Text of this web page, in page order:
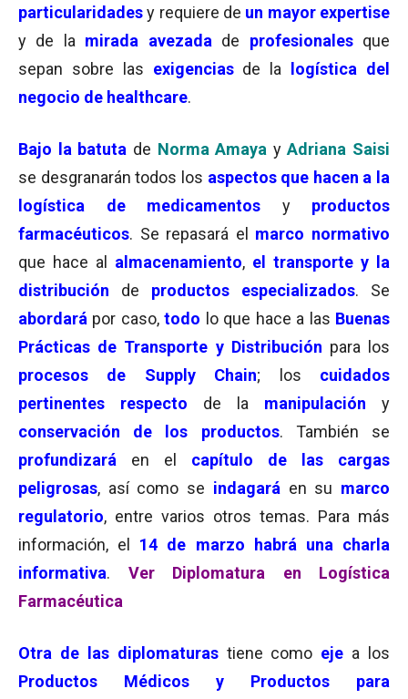
particularidadesy requiere de un mayor expertise
y de la mirada avezada de profesionalesque
sepan sobre las exigenciasde la
logística del
negocio de healthcare.
Bajo la batuta de Norma Amaya yAdriana Saisi
se desgranarán todos los aspectos que hacen a la
logística de medicamentos
y productos
farmacéuticos. Se repasará el marco normativo
que hace al almacenamiento, el transporte y la
distribución de productos especializados. Se
abordará por caso,todo lo que hace a las Buenas
Prácticas de Transporte y Distribución para los
procesos de Supply Chain; los cuidados
pertinentes respecto de la manipulación y
conservación de los productos. También se
profundizará en el capítulo de las cargas
peligrosas, así como se indagará en su marco
regulatorio, entre varios otros temas. Para más
información, el 14 de marzo habrá una charla
informativa. Ver Diplomatura en Logística
Farmacéutica
Otra de las diplomaturastiene como eje a los
Productos Médicos y Productos para